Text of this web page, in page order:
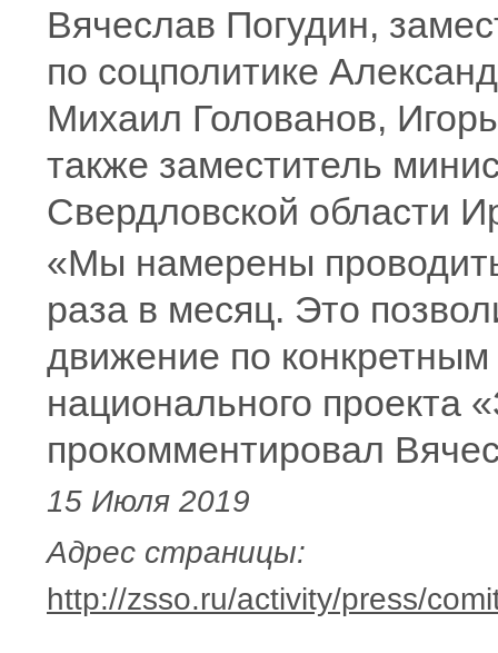
Вячеслав Погудин,
по соцполитике
Михаил Голованов,
также заместитель
Свердловской области
«Мы намерены
раза в месяц. Это
движение по
национального проекта
прокомментировал
15 Июля 2019
Адрес страницы:
http://zsso.ru/activity/press/